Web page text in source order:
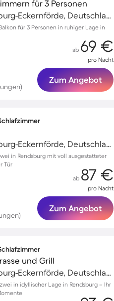
für 3 Personen
Osterrönfeld, Rendsburg-Eckernförde, Deutschland
für 3 Personen in ruhiger Lage in
ab 69 €
pro Nacht
Zum Angebot
Osterrönfeld, Rendsburg-Eckernförde, Deutschland
in Rendsburg mit voll ausgestatteter
Tür
ab 87 €
pro Nacht
Zum Angebot
und Grill
Osterrönfeld, Rendsburg-Eckernförde, Deutschland
in idyllischer Lage in Rendsburg – Ihr